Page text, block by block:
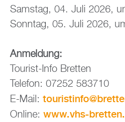
Sams­tag, 04. Juli 2026,
Sonn­tag, 05. Juli 2026,
An­mel­dung:
Tou­rist-Info Brett­en
Te­le­fon: 07252 583710
E-Mail:
On­line: www.​vhs-​